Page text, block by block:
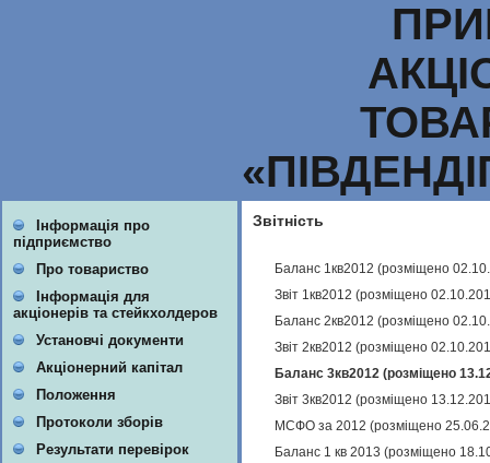
Інформація про
підприємство
Про товариство
Інформація для
акціонерів та стейкхолдеров
Установчі документи
Акціонерний капітал
Положення
Протоколи зборів
Результати перевірок
Звітність
Баланс 1кв2012 (розміщено
Звіт 1кв2012 (розміщено
Баланс 2кв2012 (розміщено
Звіт 2кв2012 (розміщено
Баланс 3кв2012 (розміщено
Звіт 3кв2012 (розміщено
МСФО за 2012 (розміщено
Баланс 1 кв 2013 (розміщено